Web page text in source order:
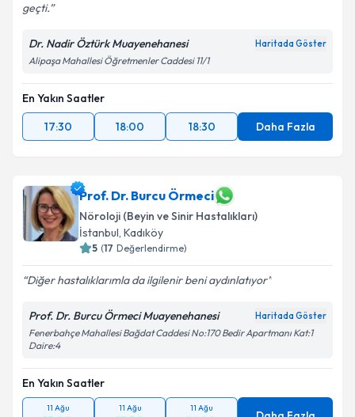
geçti.
Dr. Nadir Öztürk Muayenehanesi Haritada Göster
Alipaşa Mahallesi Öğretmenler Caddesi 11/1
En Yakın Saatler
17:30
18:00 18:30 Daha Fazla
Prof. Dr. Burcu Örmeci
Nöroloji (Beyin ve Sinir Hastalıkları)
İstanbul, Kadıköy
5 (17 Değerlendirme)
Diğer hastalıklarımla da ilgilenir beni aydınlatıyor
Prof. Dr. Burcu Örmeci Muayenehanesi Haritada Göster
Fenerbahçe Mahallesi Bağdat Caddesi No:170 Bedir Apartmanı Kat:1
Daire:4
En Yakın Saatler
11 Ağu 11 Ağu 11 Ağu